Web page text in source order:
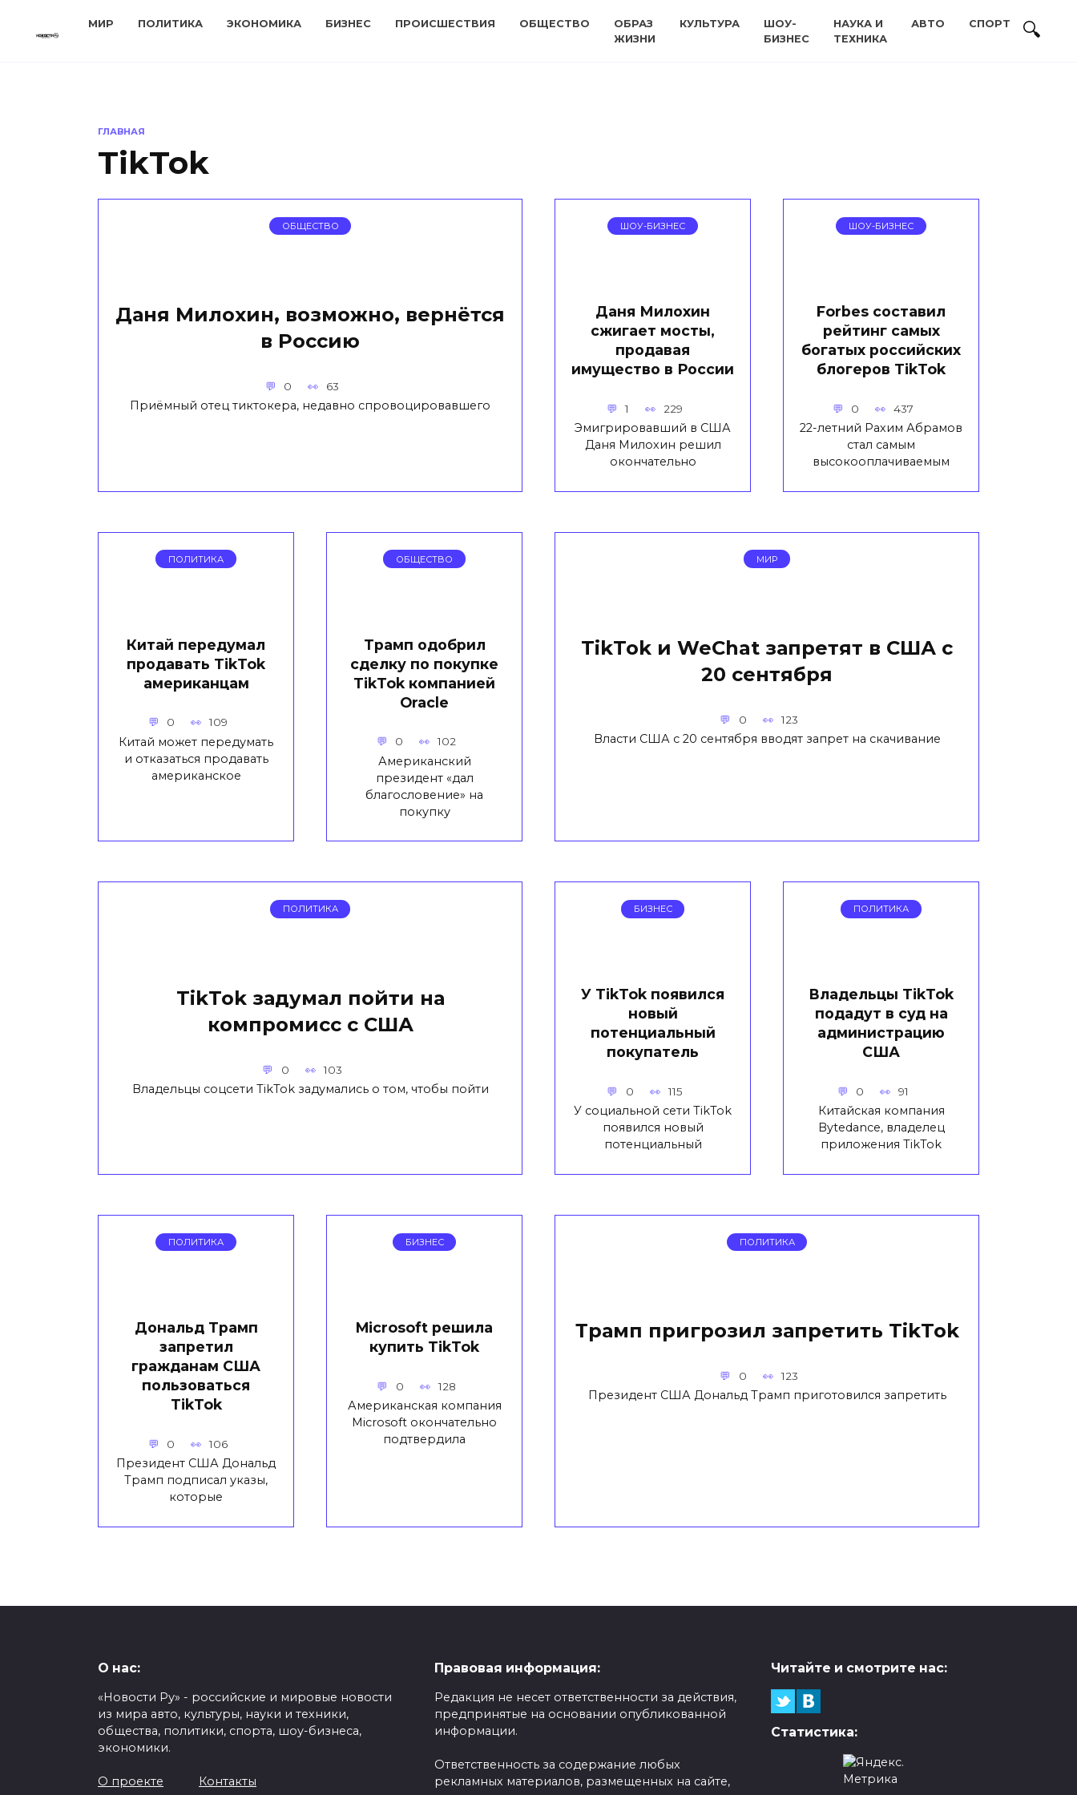
МИР ПОЛИТИКА ЭКОНОМИКА БИЗНЕС ПРОИСШЕСТВИЯ ОБЩЕСТВО
ОБРАЗ
ЖИЗНИ
КУЛЬТУРА
ШОУ-
БИЗНЕС
НАУКА И
ТЕХНИКА
АВТО СПОРТ
ГЛАВНАЯ
TikTok
ОБЩЕСТВО
Даня Милохин, возможно, вернётся
в Россию
0 63
Приёмный отец тиктокера, недавно спровоцировавшего
ШОУ-БИЗНЕС
Даня Милохин
сжигает мосты,
продавая
имущество в России
1 229
Эмигрировавший в США
Даня Милохин решил
окончательно
ШОУ-БИЗНЕС
Forbes составил
рейтинг самых
богатых российских
блогеров TikTok
0 437
22-летний Рахим Абрамов
стал самым
высокооплачиваемым
ПОЛИТИКА
Китай передумал
продавать TikTok
американцам
0 109
Китай может передумать
и отказаться продавать
американское
ОБЩЕСТВО
Трамп одобрил
сделку по покупке
TikTok компанией
Oracle
0 102
Американский
президент «дал
благословение» на
покупку
МИР
TikTok и WeChat запретят в США с
20 сентября
0 123
Власти США с 20 сентября вводят запрет на скачивание
ПОЛИТИКА
TikTok задумал пойти на
компромисс с США
0 103
Владельцы соцсети TikTok задумались о том, чтобы пойти
БИЗНЕС
У TikTok появился
новый
потенциальный
покупатель
0 115
У социальной сети TikTok
появился новый
потенциальный
ПОЛИТИКА
Владельцы TikTok
подадут в суд на
администрацию
США
0 91
Китайская компания
Bytedance, владелец
приложения TikTok
ПОЛИТИКА
Дональд Трамп
запретил
гражданам США
пользоваться
TikTok
0 106
Президент США Дональд
Трамп подписал указы,
которые
БИЗНЕС
Microsoft решила
купить TikTok
0 128
Американская компания
Microsoft окончательно
подтвердила
ПОЛИТИКА
Трамп пригрозил запретить TikTok
0 123
Президент США Дональд Трамп приготовился запретить
О нас:
«Новости Ру» - российские и мировые новости
из мира авто, культуры, науки и техники,
общества, политики, спорта, шоу-бизнеса,
экономики.
О проекте Контакты
Правовая информация:
Редакция не несет ответственности за действия,
предпринятые на основании опубликованной
информации.
Ответственность за содержание любых
рекламных материалов, размещенных на сайте,
Читайте и смотрите нас:
Статистика: